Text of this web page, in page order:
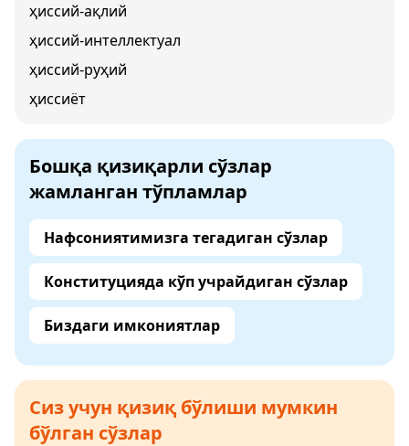
ҳиссий-ақлий
ҳиссий-интеллектуал
ҳиссий-руҳий
ҳиссиёт
Бошқа қизиқарли сўзлар
жамланган тўпламлар
Нафсониятимизга тегадиган сўзлар
Конституцияда кўп учрайдиган сўзлар
Биздаги имкониятлар
Сиз учун қизиқ бўлиши мумкин
бўлган сўзлар